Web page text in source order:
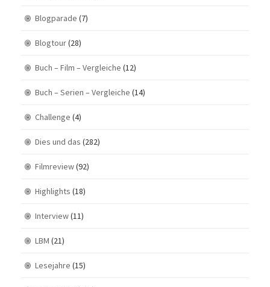
Blogparade (7)
Blogtour(28)
Buch – Film – Vergleiche (12)
Buch – Serien – Vergleiche (14)
Challenge (4)
Dies und das (282)
Filmreview(92)
Highlights (18)
Interview(11)
LBM (21)
Lesejahre (15)